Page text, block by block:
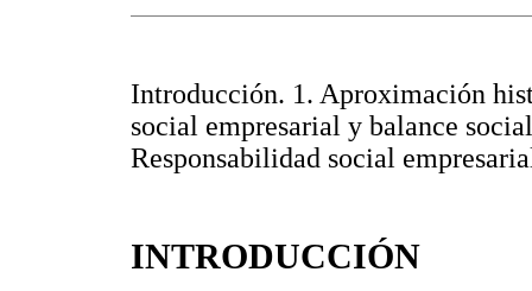
Introducción. 1. Aproximación
social empresarial y balance
Responsabilidad social
INTRODUCCIÓN